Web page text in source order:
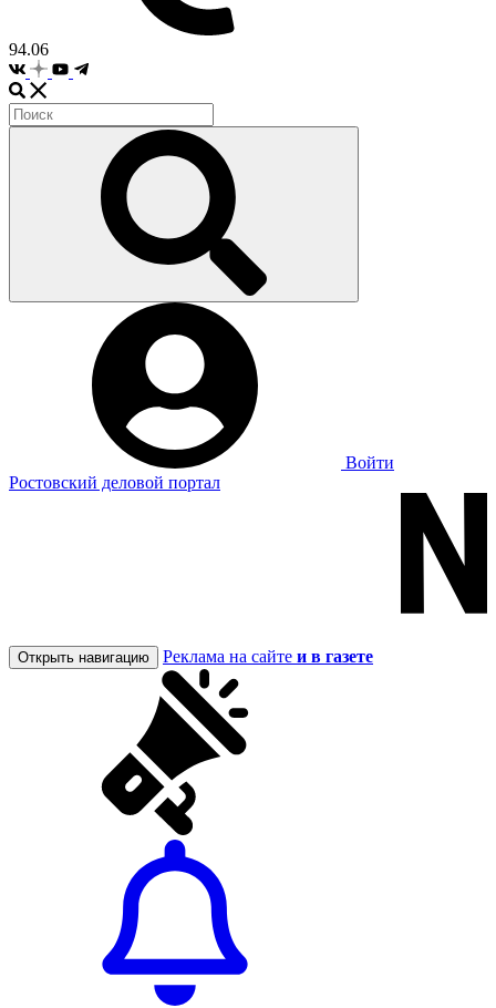
94.06
Войти
Ростовский деловой портал
Открыть навигацию Реклама на сайте и в газете